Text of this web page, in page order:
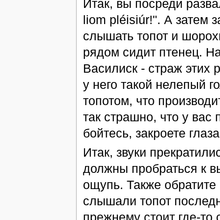
Итак, вы посреди
liom pléisiúr!". А затем
слышать топот и
рядом сидит птенец.
Василиск - страж этих
у него такой нелепый
топотом, что
так страшно, что у вас
бойтесь, закроете
Итак, звуки
должны пробраться к
ощупь. Также
слышали топот
прежнему стоит где-то